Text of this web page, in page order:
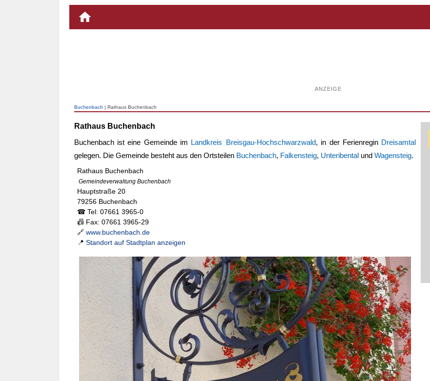
ANZEIGE
Buchenbach | Rathaus Buchenbach
Rathaus Buchenbach
Buchenbach ist eine Gemeinde im Landkreis Breisgau-Hochschwarzwald, in der Ferienregin Dreisamtal
gelegen. Die Gemeinde besteht aus den Ortsteilen Buchenbach, Falkensteig, Unteribental und Wagensteig.
Rathaus Buchenbach
Gemeindeverwaltung Buchenbach
Hauptstraße 20
79256 Buchenbach
☎ Tel: 07661 3965-0
📠 Fax: 07661 3965-29
🔗 www.buchenbach.de
📍 Standort auf Stadtplan anzeigen